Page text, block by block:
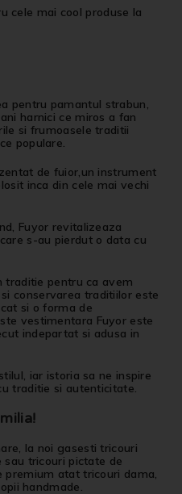
cele mai cool produse la
pentru pamantul strabun,
harnici ce miros a fan
si frumoasele traditii
populare.
de fuior,un instrument
inca din cele mai vechi
Fuyor revitalizeaza
s-au pierdut o data cu
traditie pentru ca avem
conservarea traditiilor este
si o forma de
vestimentara Fuyor este
indepartat si adusa in
iar istoria sa ne inspire
traditie si autenticitate.
la noi gasesti tricouri
tricouri pictate de
premium atat tricouri dama,
handmade.